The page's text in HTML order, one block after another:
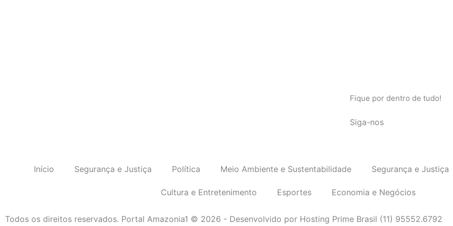
Fique por dentro de tudo!
Siga-nos
Início Segurança e Justiça Política Meio Ambiente e Sustentabilidade Segurança e Justiça
Cultura e Entretenimento Esportes Economia e Negócios
Todos os direitos reservados. Portal Amazonia1 © 2026 - Desenvolvido por Hosting Prime Brasil (11) 95552.6792